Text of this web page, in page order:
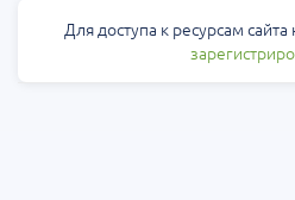
Для доступа к ресурсам